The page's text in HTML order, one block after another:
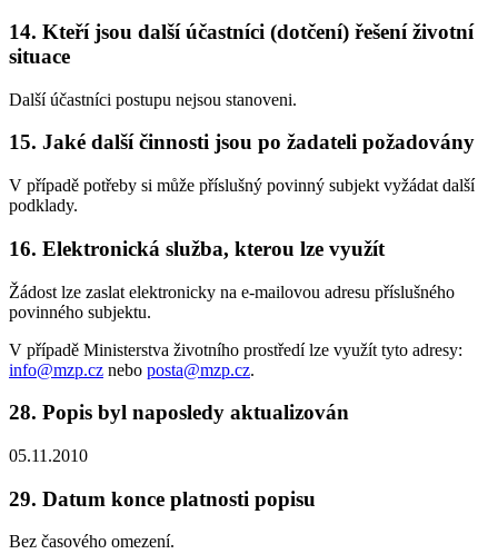
14. Kteří jsou další účastníci (dotčení) řešení životní
situace
Další účastníci postupu nejsou stanoveni.
15. Jaké další činnosti jsou po žadateli požadovány
V případě potřeby si může příslušný povinný subjekt vyžádat další
podklady.
16. Elektronická služba, kterou lze využít
Žádost lze zaslat elektronicky na e-mailovou adresu příslušného
povinného subjektu.
V případě Ministerstva životního prostředí lze využít tyto adresy:
info@mzp.cz nebo posta@mzp.cz.
28. Popis byl naposledy aktualizován
05.11.2010
29. Datum konce platnosti popisu
Bez časového omezení.